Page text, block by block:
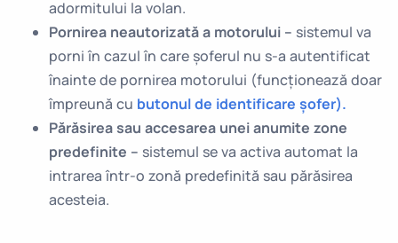
adormitului la volan.
Pornirea neautorizată a motorului – sistemul va
porni în cazul în care șoferul nu s-a autentificat
înainte de pornirea motorului (funcționează doar
împreună cu butonul de identificare șofer).
Părăsirea sau accesarea unei anumite zone
predefinite – sistemul se va activa automat la
intrarea într-o zonă predefinită sau părăsirea
acesteia.